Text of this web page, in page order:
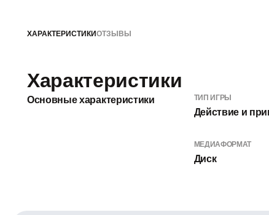
ХАРАКТЕРИСТИКИОТЗЫВЫ
Характеристики
Основные характеристики ТИП ИГРЫ
Действие и
МЕДИАФОРМАТ
Диск